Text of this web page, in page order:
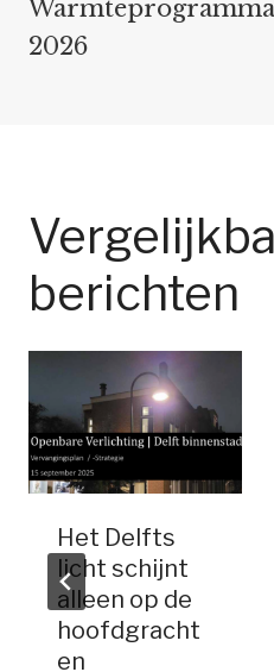
Warmteprogramma
2026
berichten
Het Delfts
licht schijnt
alleen op de
hoofdgracht
en